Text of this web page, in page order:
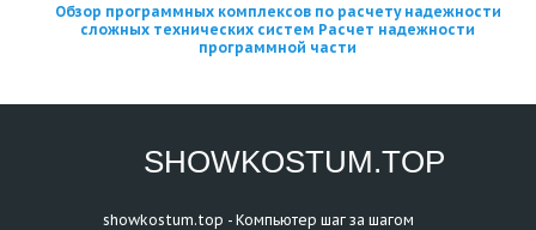
Обзор программных комплексов по расчету надежности
сложных технических систем Расчет надежности
программной части
SHOWKOSTUM.TOP
showkostum.top - Компьютер шаг за шагом